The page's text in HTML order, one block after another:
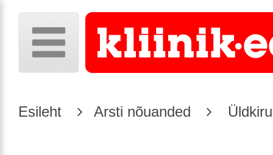
Esileht Arsti nõuanded